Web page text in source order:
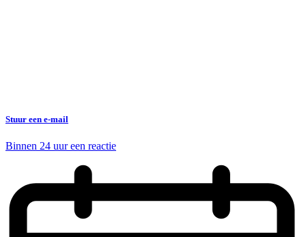
Stuur een e-mail
Binnen 24 uur een reactie